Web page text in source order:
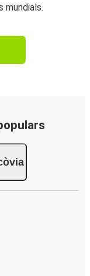
mundials.